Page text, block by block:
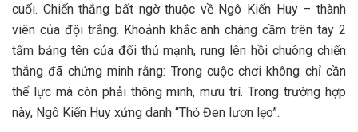
cuối. Chiến thắng bất ngờ thuộc về Ngô Kiến Huy – thành
viên của đội trắng. Khoảnh khắc anh chàng cầm trên tay 2
tấm bảng tên của đối thủ mạnh, rung lên hồi chuông chiến
thắng đã chứng minh rằng: Trong cuộc chơi không chỉ cần
thể lực mà còn phải thông minh, mưu trí. Trong trường hợp
này, Ngô Kiến Huy xứng danh “Thỏ Đen lươn lẹo”.